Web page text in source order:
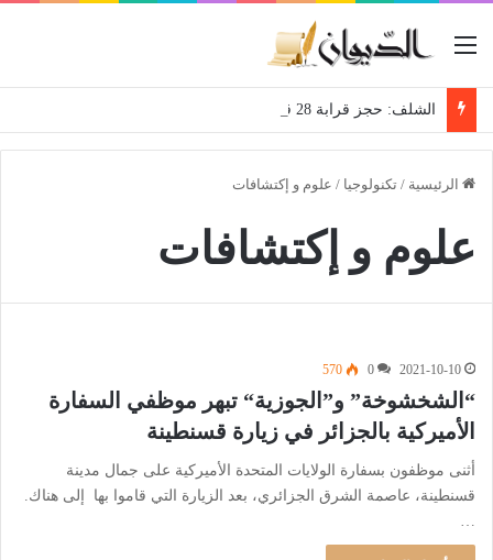
القائمة
الرئيسية / تكنولوجيا / علوم و إكتشافات
علوم و إكتشافات
2021-10-10
0
570
“الشخشوخة” و”الجوزية“ تبهر موظفي السفارة
الأميركية بالجزائر في زيارة قسنطينة
أثنى موظفون بسفارة الولايات المتحدة الأميركية على جمال مدينة
قسنطينة، عاصمة الشرق الجزائري، بعد الزيارة التي قاموا بها إلى هناك.
…